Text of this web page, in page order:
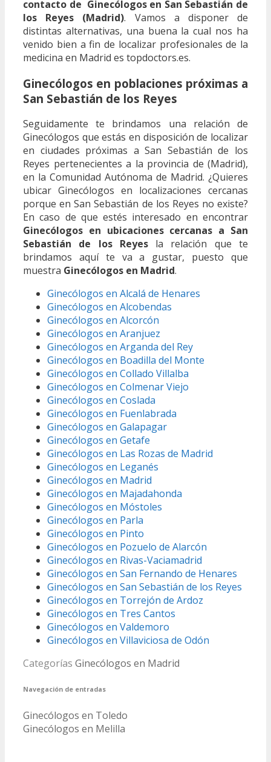
contacto de Ginecólogos en San Sebastián de
los Reyes (Madrid). Vamos a disponer de
distintas alternativas, una buena la cual nos ha
venido bien a fin de localizar profesionales de la
medicina en Madrid es topdoctors.es.
Ginecólogos en poblaciones próximas a
San Sebastián de los Reyes
Seguidamente te brindamos una relación de
Ginecólogos que estás en disposición de localizar
en ciudades próximas a San Sebastián de los
Reyes pertenecientes a la provincia de (Madrid),
en la Comunidad Autónoma de Madrid. ¿Quieres
ubicar Ginecólogos en localizaciones cercanas
porque en San Sebastián de los Reyes no existe?
En caso de que estés interesado en encontrar
Ginecólogos en ubicaciones cercanas a San
Sebastián de los Reyesla relación que te
brindamos aquí te va a gustar, puesto que
muestra Ginecólogos en Madrid.
Ginecólogos en Alcalá de Henares
Ginecólogos en Alcobendas
Ginecólogos en Alcorcón
Ginecólogos en Aranjuez
Ginecólogos en Arganda del Rey
Ginecólogos en Boadilla del Monte
Ginecólogos en Collado Villalba
Ginecólogos en Colmenar Viejo
Ginecólogos en Coslada
Ginecólogos en Fuenlabrada
Ginecólogos en Galapagar
Ginecólogos en Getafe
Ginecólogos en Las Rozas de Madrid
Ginecólogos en Leganés
Ginecólogos en Madrid
Ginecólogos en Majadahonda
Ginecólogos en Móstoles
Ginecólogos en Parla
Ginecólogos en Pinto
Ginecólogos en Pozuelo de Alarcón
Ginecólogos en Rivas-Vaciamadrid
Ginecólogos en San Fernando de Henares
Ginecólogos en San Sebastián de los Reyes
Ginecólogos en Torrejón de Ardoz
Ginecólogos en Tres Cantos
Ginecólogos en Valdemoro
Ginecólogos en Villaviciosa de Odón
Categorías Ginecólogos en Madrid
Navegación de entradas
Ginecólogos en Toledo
Ginecólogos en Melilla